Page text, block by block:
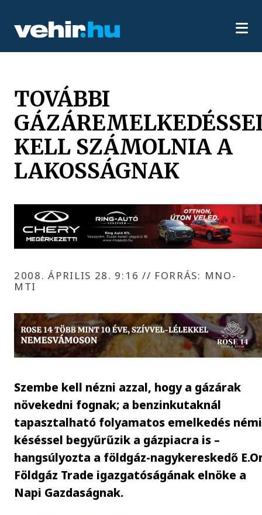
TOVÁBBI
KELL SZÁMOLNIA A
LAKOSSÁGNAK
2008. ÁPRILIS 28. 9:16 // FORRÁS: MNO-
MTI
Szembe kell nézni azzal, hogy a gázárak
növekedni fognak; a benzinkutaknál
tapasztalható folyamatos emelkedés némi
késéssel begyűrűzik a gázpiacra is –
hangsúlyozta a földgáz-nagykereskedő
Földgáz Trade igazgatóságának elnöke a
Napi Gazdaságnak.